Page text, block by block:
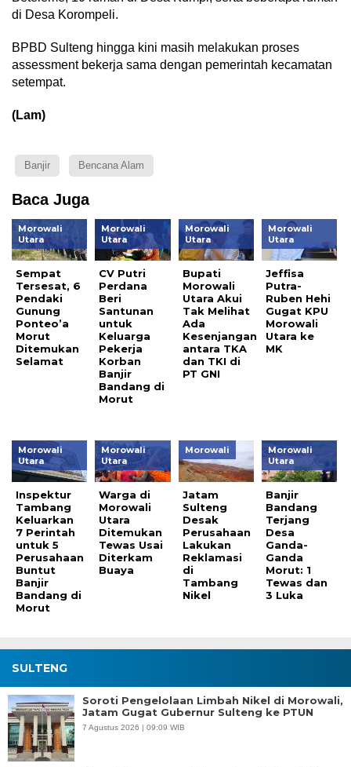
di Desa Korompeli.
BPBD Sulteng hingga kini masih melakukan proses
assessment bekerja sama dengan pemerintah kecamatan
setempat.
(Lam)
Banjir Bencana Alam
Baca Juga
Morowali
Utara
Sempat
Tersesat, 6
Pendaki
Gunung
Ponteo’a
Morut
Ditemukan
Selamat
Morowali
Utara
CV Putri
Perdana
Beri
Santunan
untuk
Keluarga
Pekerja
Korban
Banjir
Bandang di
Morut
Morowali
Utara
Bupati
Morowali
Utara Akui
Tak Melihat
Ada
Kesenjangan
antara TKA
dan TKI di
PT GNI
Morowali
Utara
Jeffisa
Putra-
Ruben Hehi
Gugat KPU
Morowali
Utara ke
MK
Morowali
Utara
Inspektur
Tambang
Keluarkan
7 Perintah
untuk 5
Perusahaan
Buntut
Banjir
Bandang di
Morut
Morowali
Utara
Warga di
Morowali
Utara
Ditemukan
Tewas Usai
Diterkam
Buaya
Morowali
Jatam
Sulteng
Desak
Perusahaan
Lakukan
Reklamasi
di
Tambang
Nikel
Morowali
Utara
Banjir
Bandang
Terjang
Desa
Ganda-
Ganda
Morut: 1
Tewas dan
3 Luka
SULTENG
Soroti Pengelolaan Limbah Nikel di Morowali,
Jatam Gugat Gubernur Sulteng ke PTUN
7 Agustus 2026 | 09:09 WIB